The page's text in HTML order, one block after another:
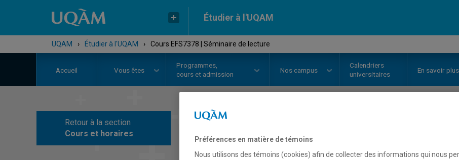
Étudier à l'UQAM
UQAM › Étudier à l'UQAM › Cours EFS7378 | Séminaire de lecture
Accueil Vous êtes
Programmes,
cours et admission
Nos campus
Calendriers
universitaires
En savoir plus
Retour à la section
Cours et horaires
COURS EFS7378
Préférences en matière de témoins
Nous utilisons des témoins (cookies) afin de collecter des informations qui nous